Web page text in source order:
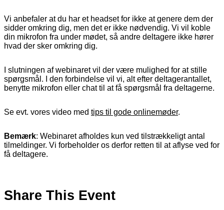
Vi anbefaler at du har et headset for ikke at genere dem der
sidder omkring dig, men det er ikke nødvendig. Vi vil koble
din mikrofon fra under mødet, så andre deltagere ikke hører
hvad der sker omkring dig.
I slutningen af webinaret vil der være mulighed for at stille
spørgsmål. I den forbindelse vil vi, alt efter deltagerantallet,
benytte mikrofon eller chat til at få spørgsmål fra deltagerne.
Se evt. vores video med tips til gode onlinemøder.
Bemærk: Webinaret afholdes kun ved tilstrækkeligt antal
tilmeldinger. Vi forbeholder os derfor retten til at aflyse ved for
få deltagere.
Share This Event